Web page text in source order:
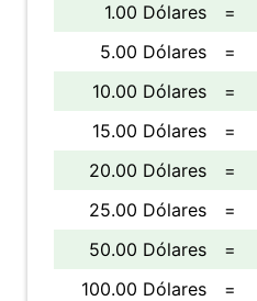
1.00 Dólares =
5.00 Dólares
=
10.00 Dólares
=
15.00 Dólares
=
20.00 Dólares
=
25.00 Dólares
=
50.00 Dólares
=
100.00 Dólares
=